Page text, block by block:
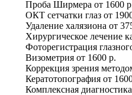
Проба Ширмера от 1600
ОКТ сетчатки глаз от
Удаление халязиона от
Хирургическое лечение
Фоторегистрация
Визометрия от 1600 р.
Коррекция зрения
Кератотопография от
Комплексная